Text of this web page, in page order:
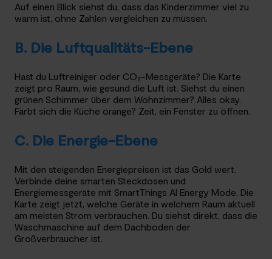
Auf einen Blick siehst du, dass das Kinderzimmer viel zu
warm ist, ohne Zahlen vergleichen zu müssen.
B. Die Luftqualitäts-Ebene
Hast du Luftreiniger oder CO₂-Messgeräte? Die Karte
zeigt pro Raum, wie gesund die Luft ist. Siehst du einen
grünen Schimmer über dem Wohnzimmer? Alles okay.
Färbt sich die Küche orange? Zeit, ein Fenster zu öffnen.
C. Die Energie-Ebene
Mit den steigenden Energiepreisen ist das Gold wert.
Verbinde deine smarten Steckdosen und
Energiemessgeräte mit SmartThings AI Energy Mode. Die
Karte zeigt jetzt, welche Geräte in welchem Raum aktuell
am meisten Strom verbrauchen. Du siehst direkt, dass die
Waschmaschine auf dem Dachboden der
Großverbraucher ist.